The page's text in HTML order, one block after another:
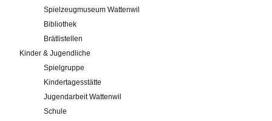
Spielzeugmuseum Wattenwil
Bibliothek
Brätlistellen
Kinder & Jugendliche
Spielgruppe
Kindertagesstätte
Jugendarbeit Wattenwil
Schule